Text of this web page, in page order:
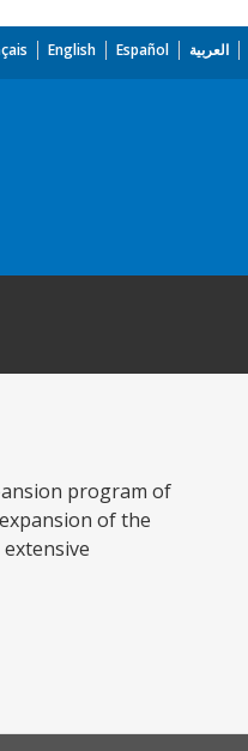
English Español العربية
program of
of the